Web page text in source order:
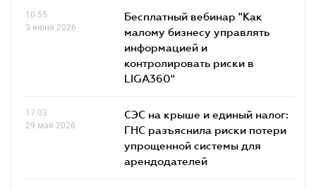
10.55
3 июня 2026
Бесплатный вебинар "Как
малому бизнесу управлять
информацией и
контролировать риски в
LIGA360"
17.03
29 мая 2026
СЭС на крыше и единый налог:
ГНС разъяснила риски потери
упрощенной системы для
арендодателей